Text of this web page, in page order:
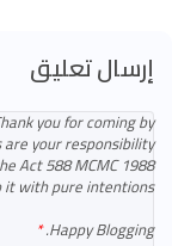
إرسال تعليق
you for coming by.
your responsibility.
Act 588 MCMC 1988.
with pure intentions.
Happy Blogging.